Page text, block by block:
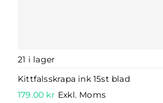
21 i lager
Kittfalsskrapa ink 15st blad
179.00 kr Exkl. Moms